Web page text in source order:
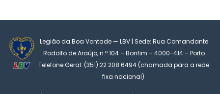
Legião da Boa Vontade — LBV | Sede: Rua Comandante
Rodolfo de Araújo, n.º 104 – Bonfim – 4000-414 – Porto
Telefone Geral: (351) 22 208 6494 (chamada para a rede
fixa nacional)